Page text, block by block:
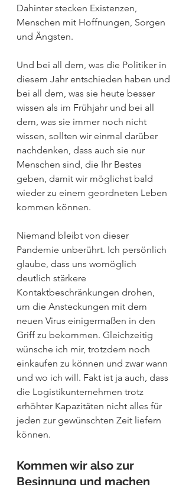
Dahinter stecken Existenzen,
Menschen mit Hoffnungen, Sorgen
und Ängsten.
Und bei all dem, was die Politiker in
diesem Jahr entschieden haben und
bei all dem, was sie heute besser
wissen als im Frühjahr und bei all
dem, was sie immer noch nicht
wissen, sollten wir einmal darüber
nachdenken, dass auch sie nur
Menschen sind, die Ihr Bestes
geben, damit wir möglichst bald
wieder zu einem geordneten Leben
kommen können.
Niemand bleibt von dieser
Pandemie unberührt. Ich persönlich
glaube, dass uns womöglich
deutlich stärkere
Kontaktbeschränkungen drohen,
um die Ansteckungen mit dem
neuen Virus einigermaßen in den
Griff zu bekommen. Gleichzeitig
wünsche ich mir, trotzdem noch
einkaufen zu können und zwar wann
und wo ich will. Fakt ist ja auch, dass
die Logistikunternehmen trotz
erhöhter Kapazitäten nicht alles für
jeden zur gewünschten Zeit liefern
können.
Kommen wir also zur
Besinnung und machen